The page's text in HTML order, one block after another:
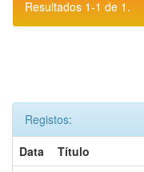
Resultados 1-1 de 1.
Registos:
Data
Título